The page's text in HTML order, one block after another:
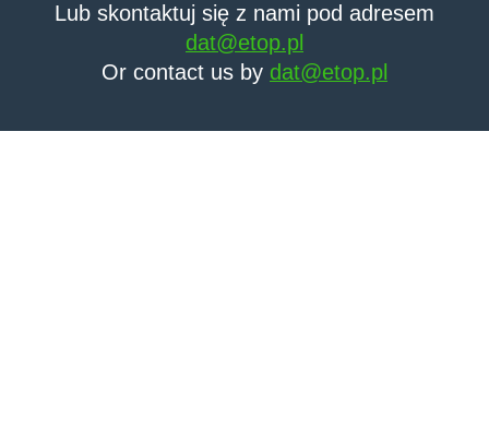
Lub skontaktuj się z nami pod adresem
dat@etop.pl
Or contact us by dat@etop.pl